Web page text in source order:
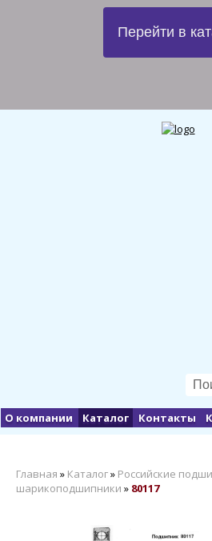
Перейти в
О компании Каталог Контакты
Главная » Каталог» Российские
шарикоподшипники » 80117